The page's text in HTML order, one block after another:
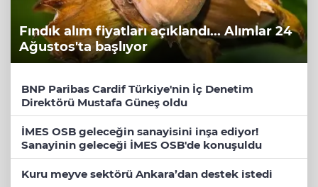
Fındık alım fiyatları açıklandı... Alımlar 24
Ağustos'ta başlıyor
BNP Paribas Cardif Türkiye'nin İç Denetim
Direktörü Mustafa Güneş oldu
İMES OSB geleceğin sanayisini inşa ediyor!
Sanayinin geleceği İMES OSB'de konuşuldu
Kuru meyve sektörü Ankara’dan destek istedi